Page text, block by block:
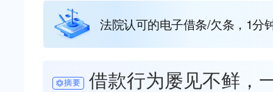
法院认可的电子借条/欠条，1分
摘要
借款行为屡见不鲜，